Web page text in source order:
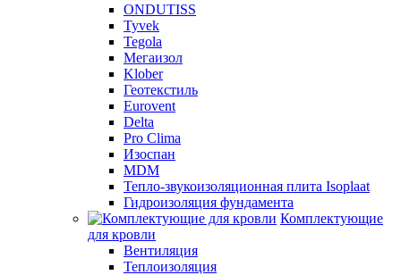
ONDUTISS
Tyvek
Tegola
Мегаизол
Klober
Геотекстиль
Eurovent
Delta
Pro Clima
Изоспан
MDM
Тепло-звукоизоляционная плита Isoplaat
Гидроизоляция фундамента
Комплектующие
для кровли
Вентиляция
Теплоизоляция